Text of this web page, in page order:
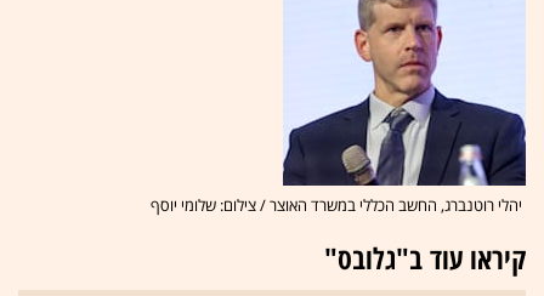
יהלי רוטנברג, החשב הכללי במשרד האוצר / צילום: שלומי יוסף
קיראו עוד ב"גלובס"